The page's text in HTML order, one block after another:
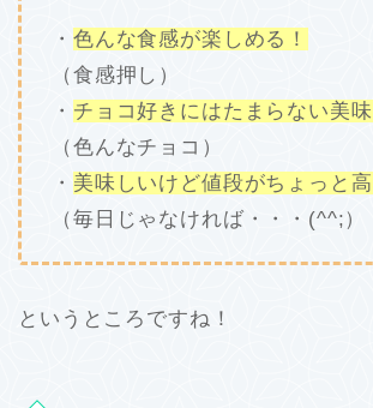
・ 色んな食感が楽しめる！
（食感押し）
・ チョコ好きにはたまらない美
（色んなチョコ）
・ 美味しいけど値段がちょっと
（毎日じゃなければ・・・(^^;）
というところですね！